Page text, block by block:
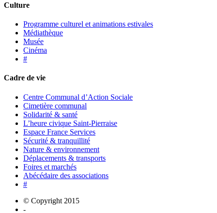
Culture
Programme culturel et animations estivales
Médiathèque
Musée
Cinéma
#
Cadre de vie
Centre Communal d’Action Sociale
Cimetière communal
Solidarité & santé
L’heure civique Saint-Pierraise
Espace France Services
Sécurité & tranquillité
Nature & environnement
Déplacements & transports
Foires et marchés
Abécédaire des associations
#
© Copyright 2015
-